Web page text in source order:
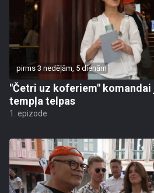
pirms 3 nedēļām, 5 dienām
"Četri uz koferiem"
tempļa telpas
1. epizode